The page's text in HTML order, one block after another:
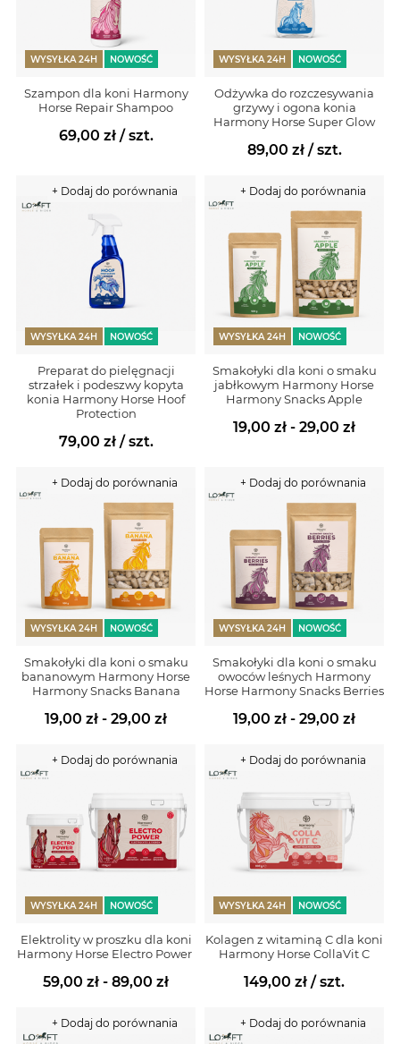
WYSYŁKA 24H NOWOŚĆ
Szampon dla koni Harmony
Horse Repair Shampoo
69,00 zł/ szt.
WYSYŁKA 24H NOWOŚĆ
Odżywka do rozczesywania
grzywy i ogona konia
Harmony Horse Super Glow
89,00 zł/ szt.
WYSYŁKA 24H NOWOŚĆ
Preparat do pielęgnacji
strzałek i podeszwy kopyta
konia Harmony Horse Hoof
Protection
79,00 zł/ szt.
+ Dodaj do porównania
WYSYŁKA 24H NOWOŚĆ
Smakołyki dla koni o smaku
jabłkowym Harmony Horse
Harmony Snacks Apple
19,00 zł - 29,00 zł
+ Dodaj do porównania
WYSYŁKA 24H NOWOŚĆ
Smakołyki dla koni o smaku
bananowym Harmony Horse
Harmony Snacks Banana
19,00 zł - 29,00 zł
+ Dodaj do porównania
WYSYŁKA 24H NOWOŚĆ
Smakołyki dla koni o smaku
owoców leśnych Harmony
Horse Harmony Snacks Berries
19,00 zł - 29,00 zł
+ Dodaj do porównania
WYSYŁKA 24H NOWOŚĆ
Elektrolity w proszku dla koni
Harmony Horse Electro Power
59,00 zł - 89,00 zł
+ Dodaj do porównania
WYSYŁKA 24H NOWOŚĆ
Kolagen z witaminą C dla koni
Harmony Horse CollaVit C
149,00 zł / szt.
+ Dodaj do porównania
+ Dodaj do porównania + Dodaj do porównania